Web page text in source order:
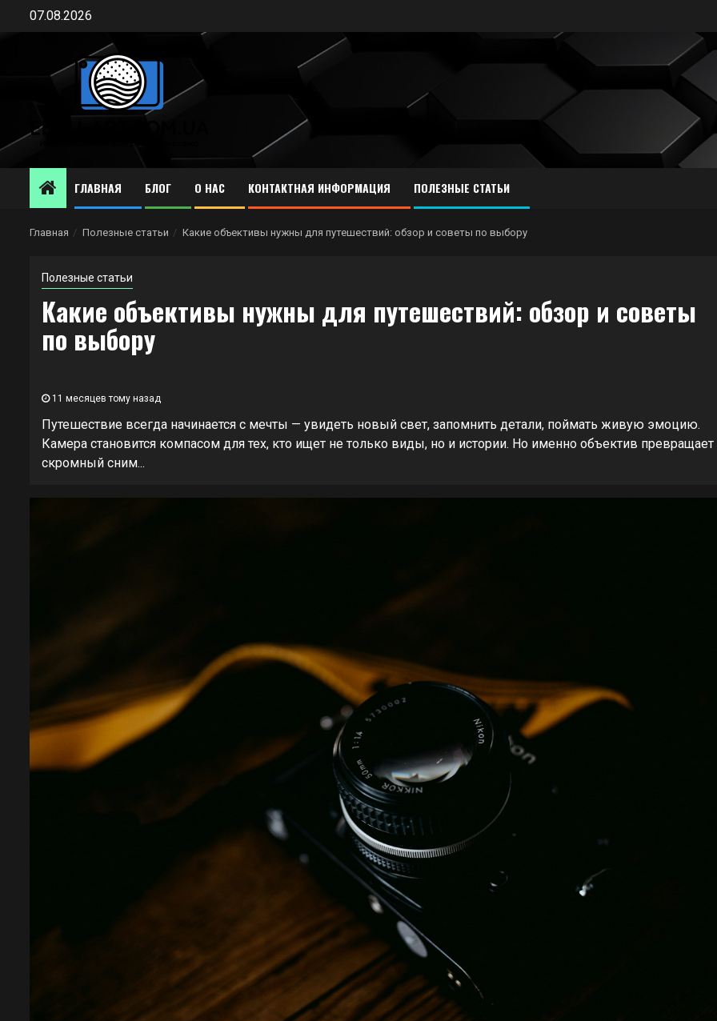
Перейти07.08.2026
ГЛАВНАЯ БЛОГ О НАС КОНТАКТНАЯ ИНФОРМАЦИЯ ПОЛЕЗНЫЕ СТАТЬИ
Главная Полезные статьи Какие объективы нужны для путешествий: обзор и советы по выбору
Полезные статьи
Какие объективы нужны для путешествий: обзор и советы
по выбору
11 месяцев тому назад
Путешествие всегда начинается с мечты — увидеть новый свет, запомнить детали, поймать живую эмоцию.
Камера становится компасом для тех, кто ищет не только виды, но и истории. Но именно объектив превращает
скромный сним...